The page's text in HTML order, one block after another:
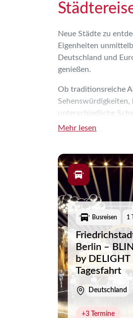
Neue Städte zu
Eigenheiten
Deutschland und
genießen.
Ob traditionsreiche
unterschiedliche
Auch die Reisedauer
die zu Ihrem
Mehr lesen
Busreisen 1
Berlin –
by DELIGHT
Tagesfahrt
Deutschland
+3 Termine